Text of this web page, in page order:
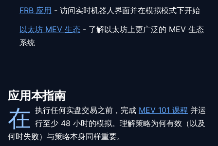
FRB 应用 - 访问实时机器人界面并在模拟模式下开始
以太坊 MEV 生态 - 了解以太坊上更广泛的 MEV 生态
系统
应用本指南
在 执行任何实盘交易之前，完成 MEV 101 课程 并运
行至少 48 小时的模拟。理解策略为何有效（以及
何时失败）与策略本身同样重要。